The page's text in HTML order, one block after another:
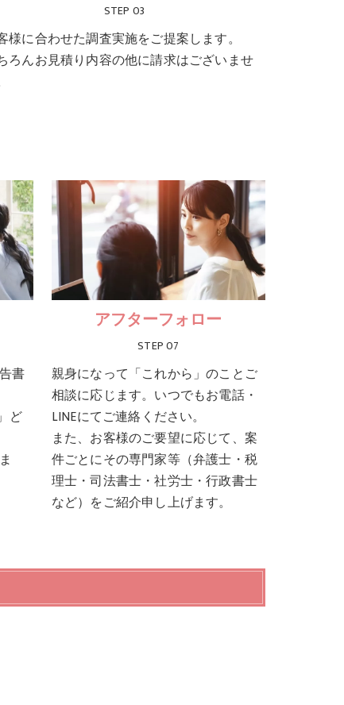
STEP 03
様に合わせた調査実施をご提案します。
ろんお見積り内容の他に請求はございませ
書
ど
アフターフォロー
STEP 07
親身になって「これから」のことご
相談に応じます。いつでもお電話・
LINEにてご連絡ください。
また、お客様のご要望に応じて、案
件ごとにその専門家等（弁護士・税
理士・司法書士・社労士・行政書士
など）をご紹介申し上げます。